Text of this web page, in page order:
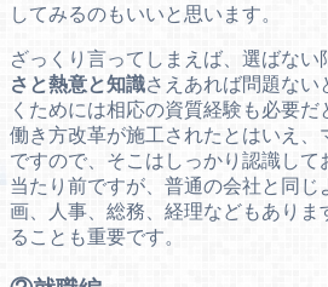
してみるのもいいと思います。
ざっくり言ってしまえば、選ばない
さと熱意と知識さえあれば問題ない
くためには相応の資質経験も必要だ
働き方改革が施工されたとはいえ、
ですので、そこはしっかり認識して
当たり前ですが、普通の会社と同じ
画、人事、総務、経理などもありま
ることも重要です。